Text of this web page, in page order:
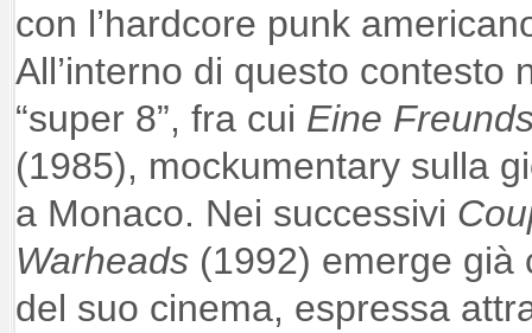
con l’hardcore punk
All’interno di questo contesto
“super 8”, fra cui Eine
(1985), mockumentary sulla
a Monaco. Nei successivi
Warheads (1992) emerge già
del suo cinema, espressa